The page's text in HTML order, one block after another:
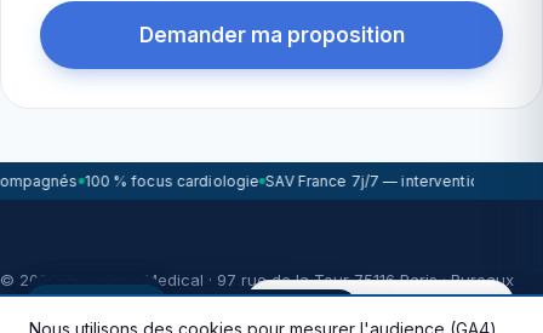
Demander ma proposition
100 % focus cardiologie SAV France 7j/7 — intervention sous
© 2026 TechCare Medical · 97 rue de la Tour 75116 Paris · Bureaux
Questions CMH cœur athlète ?
WikiCardio
🇬🇧 This site is available in English.
Nous utilisons des cookies pour mesurer l'audience (GA4)